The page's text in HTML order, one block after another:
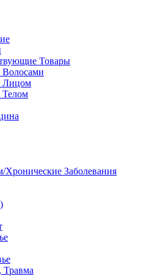
Товары
Волосами
Лицом
Телом
Заболевания
Травма